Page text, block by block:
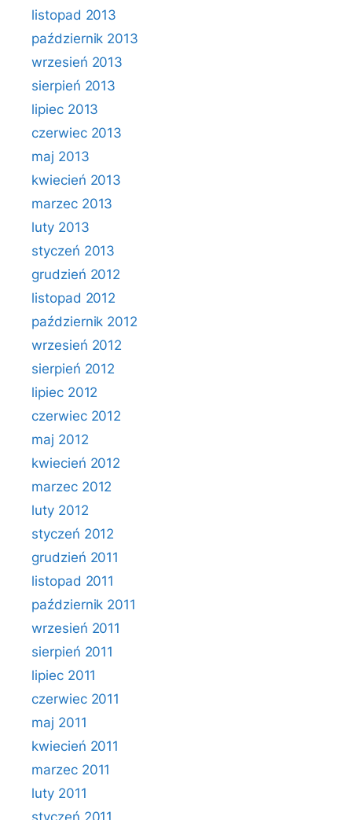
listopad 2013
październik 2013
wrzesień 2013
sierpień 2013
lipiec 2013
czerwiec 2013
maj 2013
kwiecień 2013
marzec 2013
luty 2013
styczeń 2013
grudzień 2012
listopad 2012
październik 2012
wrzesień 2012
sierpień 2012
lipiec 2012
czerwiec 2012
maj 2012
kwiecień 2012
marzec 2012
luty 2012
styczeń 2012
grudzień 2011
listopad 2011
październik 2011
wrzesień 2011
sierpień 2011
lipiec 2011
czerwiec 2011
maj 2011
kwiecień 2011
marzec 2011
luty 2011
styczeń 2011